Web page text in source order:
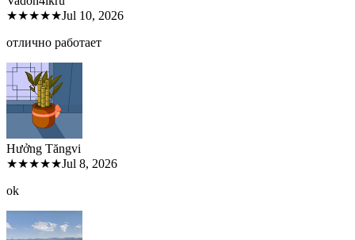
★★★★★Jul 10, 2026
отлично работает
Hưởng Tăngvi
★★★★★Jul 8, 2026
ok